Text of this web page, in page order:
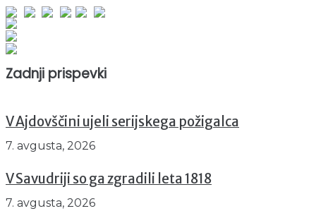
Zadnji prispevki
V Ajdovščini ujeli serijskega požigalca
7. avgusta, 2026
V Savudriji so ga zgradili leta 1818
7. avgusta, 2026